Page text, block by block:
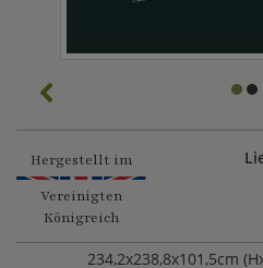
Hergestellt im
Vereinigten
Königreich
234,2x238,8x101,5cm